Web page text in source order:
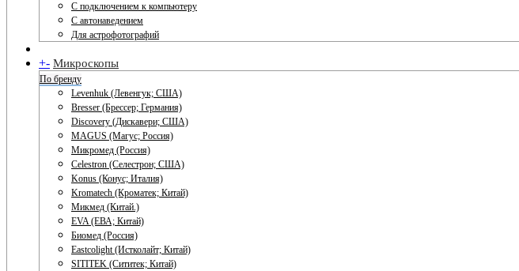
С подключением к компьютеру
С автонаведением
Для астрофотографий
+- Микроскопы
По бренду
Levenhuk (Левенгук; США)
Bresser (Брессер; Германия)
Discovery (Дискавери; США)
MAGUS (Магус; Россия)
Микромед (Россия)
Celestron (Селестрон; США)
Konus (Конус; Италия)
Kromatech (Кроматек; Китай)
Микмед (Китай.)
EVA (ЕВА; Китай)
Биомед (Россия)
Eastcolight (Истколайт; Китай)
SITITEK (Сититек; Китай)